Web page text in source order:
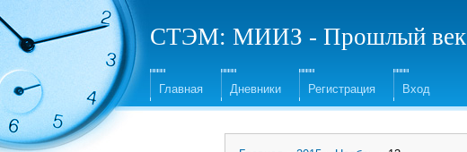
СТЭМ: МИИЗ - Прошлый век
Главная Дневники Регистрация Вход